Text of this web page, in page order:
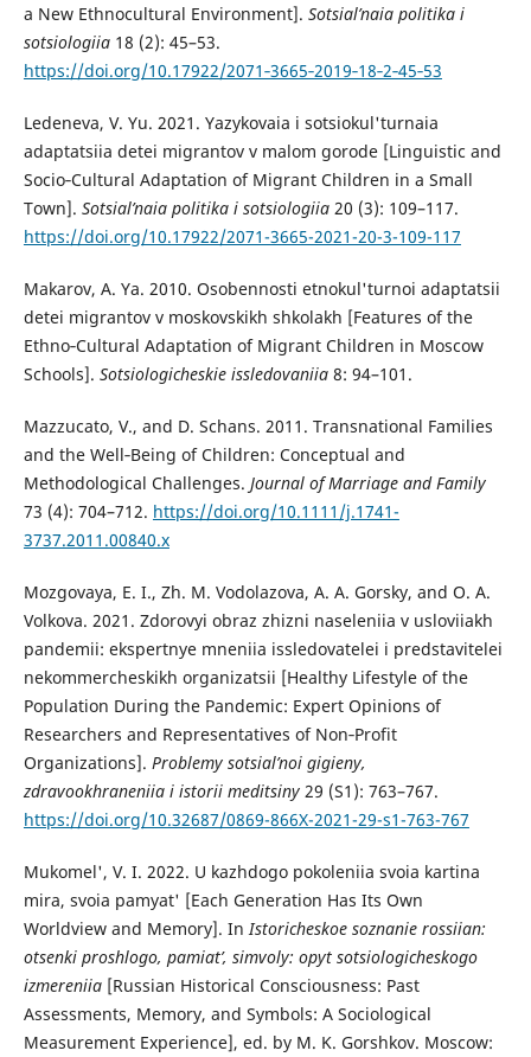
a New Ethnocultural Environment]. Sotsial’naia politika i
sotsiologiia18 (2): 45–53.
https://doi.org/10.17922/2071‑3665‑2019‑18‑2‑45‑53
Ledeneva, V. Yu. 2021. Yazykovaia i sotsiokul'turnaia
adaptatsiia detei migrantov v malom gorode [Linguistic and
Socio‑Cultural Adaptation of Migrant Children in a Small
Town]. Sotsial’naia politika i sotsiologiia20 (3): 109–117.
https://doi.org/10.17922/2071-3665-2021-20-3-109-117
Makarov, A. Ya. 2010. Osobennosti etnokul'turnoi adaptatsii
detei migrantov v moskovskikh shkolakh [Features of the
Ethno‑Cultural Adaptation of Migrant Children in Moscow
Schools]. Sotsiologicheskie issledovaniia8: 94–101.
Mazzucato, V., and D. Schans. 2011. Transnational Families
and the Well‑Being of Children: Conceptual and
Methodological Challenges. Journal of Marriage and Family
73 (4): 704–712. https://doi.org/10.1111/j.1741-
3737.2011.00840.x
Mozgovaya, E. I., Zh. M. Vodolazova, A. A. Gorsky, and O. A.
Volkova. 2021. Zdorovyi obraz zhizni naseleniia v usloviiakh
pandemii: ekspertnye mneniia issledovatelei i predstavitelei
nekommercheskikh organizatsii [Healthy Lifestyle of the
Population During the Pandemic: Expert Opinions of
Researchers and Representatives of Non‑Profit
Organizations]. Problemy sotsial’noi gigieny,
zdravookhraneniia i istorii meditsiny29 (S1): 763–767.
https://doi.org/10.32687/0869-866X-2021-29-s1-763-767
Mukomel', V. I. 2022. U kazhdogo pokoleniia svoia kartina
mira, svoia pamyat' [Each Generation Has Its Own
Worldview and Memory]. In Istoricheskoe soznanie rossiian:
otsenki proshlogo, pamiat’, simvoly: opyt sotsiologicheskogo
izmereniia [Russian Historical Consciousness: Past
Assessments, Memory, and Symbols: A Sociological
Measurement Experience], ed. by M. K. Gorshkov. Moscow: